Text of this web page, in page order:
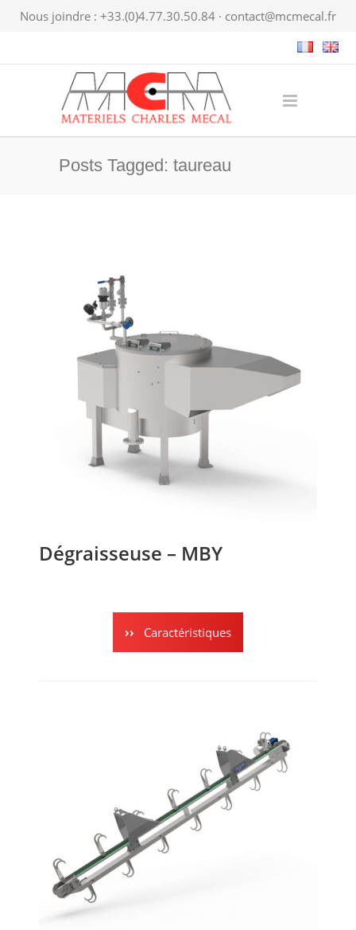
Nous joindre : +33.(0)4.77.30.50.84 · contact@mcmecal.fr
Posts Tagged: taureau
Dégraisseuse – MBY
Caractéristiques